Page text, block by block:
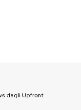
dagli Upfront